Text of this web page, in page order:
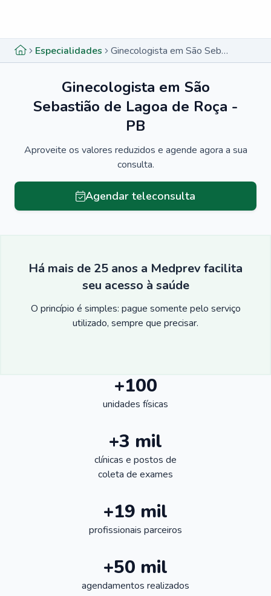
Especialidades Ginecologista em São Sebastião de Lagoa de Roça - PB
Ginecologista em São
Sebastião de Lagoa de Roça -
PB
Aproveite os valores reduzidos e agende agora a sua
consulta.
Agendar teleconsulta
Há mais de 25 anos a Medprev facilita
seu acesso à saúde
O princípio é simples: pague somente pelo serviço
utilizado, sempre que precisar.
+100
unidades físicas
+3 mil
clínicas e postos de
coleta de exames
+19 mil
profissionais parceiros
+50 mil
agendamentos realizados